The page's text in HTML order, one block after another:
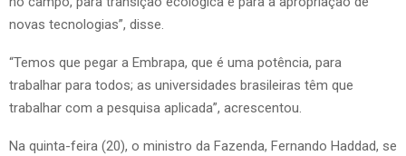
novas tecnologias”, disse.
“Temos que pegar a Embrapa, que é uma potência, para
trabalhar para todos; as universidades brasileiras têm que
trabalhar com a pesquisa aplicada”, acrescentou.
Na quinta-feira (20), o ministro da Fazenda, Fernando Haddad, se